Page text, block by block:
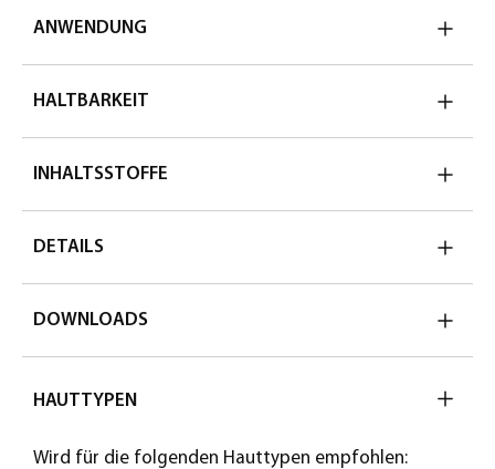
ANWENDUNG
HALTBARKEIT
INHALTSSTOFFE
DETAILS
DOWNLOADS
HAUTTYPEN
Wird für die folgenden Hauttypen empfohlen: